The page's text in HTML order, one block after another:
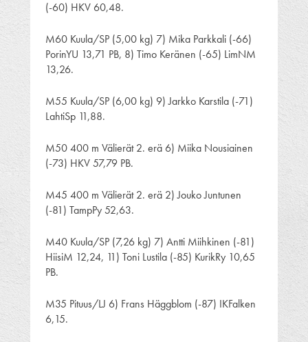
(-60) HKV 60,48.
M60 Kuula/SP (5,00 kg) 7) Mika Parkkali (-66)
PorinYU 13,71 PB, 8) Timo Keränen (-65) LimNM
13,26.
M55 Kuula/SP (6,00 kg) 9) Jarkko Karstila (-71)
LahtiSp 11,88.
M50 400 m Välierät 2. erä 6) Miika Nousiainen
(-73) HKV 57,79 PB.
M45 400 m Välierät 2. erä 2) Jouko Juntunen
(-81) TampPy 52,63.
M40 Kuula/SP (7,26 kg) 7) Antti Miihkinen (-81)
HiisiM 12,24, 11) Toni Lustila (-85) KurikRy 10,65
PB.
M35 Pituus/LJ 6) Frans Häggblom (-87) IKFalken
6,15.